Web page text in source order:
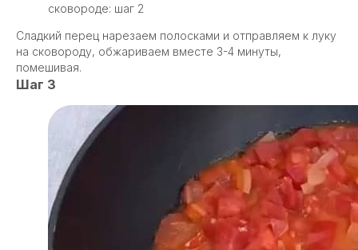
сковороде: шаг 2
Сладкий перец нарезаем полосками и отправляем к луку
на сковороду, обжариваем вместе 3-4 минуты,
помешивая.
Шаг 3